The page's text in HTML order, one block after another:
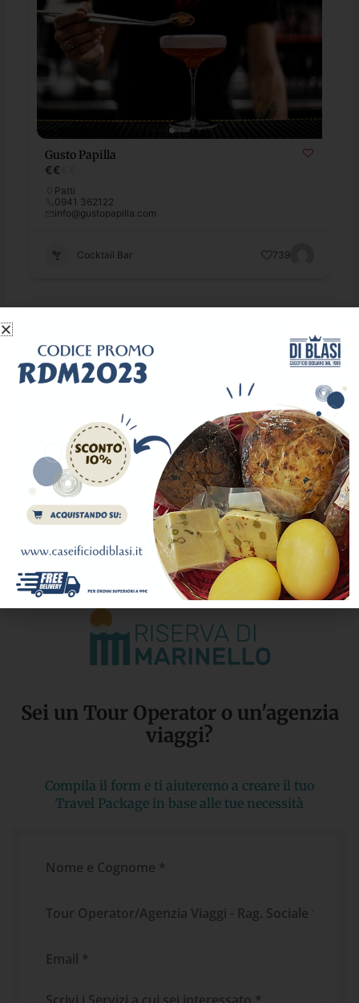
Gusto Papilla
€€
Patti
0941 362122
info@gustopapilla.com
Cocktail Bar 739
Il nostro network.
Travel makes you happy.
Sei un Tour Operator o un'agenzia
viaggi?​
Compila il form e ti aiuteremo a creare il tuo
Travel Package in base alle tue necessità
Operator/Agenzia
Messaggio